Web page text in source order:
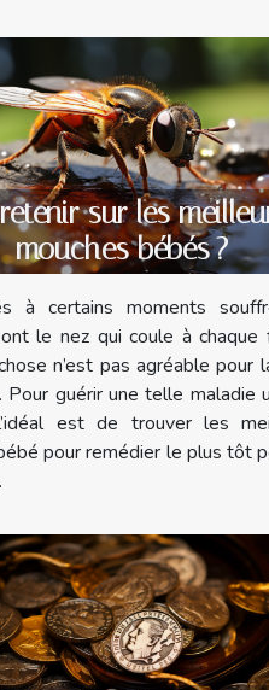
sur les
mouches bébés ?
à certains moments
le nez qui coule à chaque
n’est pas agréable pour
Pour guérir une telle maladie
est de trouver les
pour remédier le plus tôt